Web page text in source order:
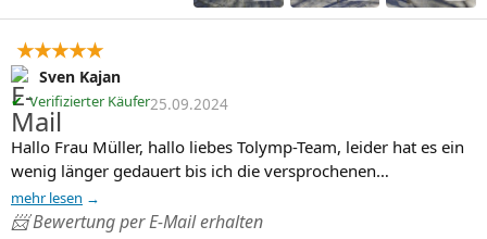
★★★★★
Sven Kajan
✔Verifizierter Käufer25.09.2024
Hallo Frau Müller, hallo liebes Tolymp-Team, leider hat es ein
wenig länger gedauert bis ich die versprochenen…
mehr lesen
📨 Bewertung per E-Mail erhalten